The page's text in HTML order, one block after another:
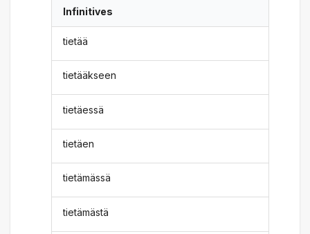
Infinitives
tietää
tietääkseen
tietäessä
tietäen
tietämässä
tietämästä